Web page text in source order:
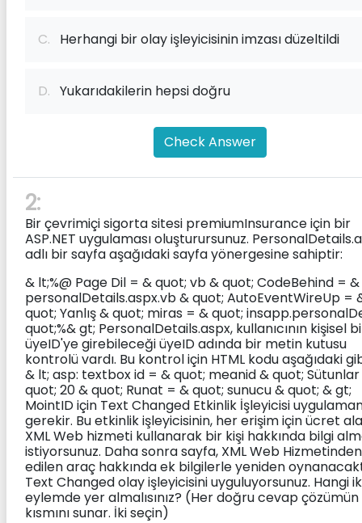
C. Herhangi bir olay işleyicisinin imzası düzeltildi
D. Yukarıdakilerin hepsi doğru
Check Answer
2:
Bir çevrimiçi sigorta sitesi premiumInsurance için bir
ASP.NET uygulaması oluşturursunuz.
adlı bir sayfa aşağıdaki sayfa yönergesine sahiptir:
& lt;%@ Page Dil = & quot; vb & quot; CodeBehind =
personalDetails.aspx.vb & quot; AutoEventWireUp =
quot; Yanlış & quot; miras = & quot;
quot;%& gt; PersonalDetails.aspx, kullanıcının kişisel
üyeID'ye girebileceği üyeID adında bir metin kutusu
kontrolü vardı. Bu kontrol için HTML kodu aşağıdaki
& lt; asp: textbox id = & quot; meanid & quot;
quot; 20 & quot; Runat = & quot; sunucu & quot; & gt;
MointID için Text Changed Etkinlik İşleyicisi
gerekir. Bu etkinlik işleyicisinin, her erişim için ücret
XML Web hizmeti kullanarak bir kişi hakkında bilgi
istiyorsunuz. Daha sonra sayfa, XML Web
edilen araç hakkında ek bilgilerle yeniden
Text Changed olay işleyicisini uyguluyorsunuz. Hangi
eylemde yer almalısınız? (Her doğru cevap
kısmını sunar. İki seçin)